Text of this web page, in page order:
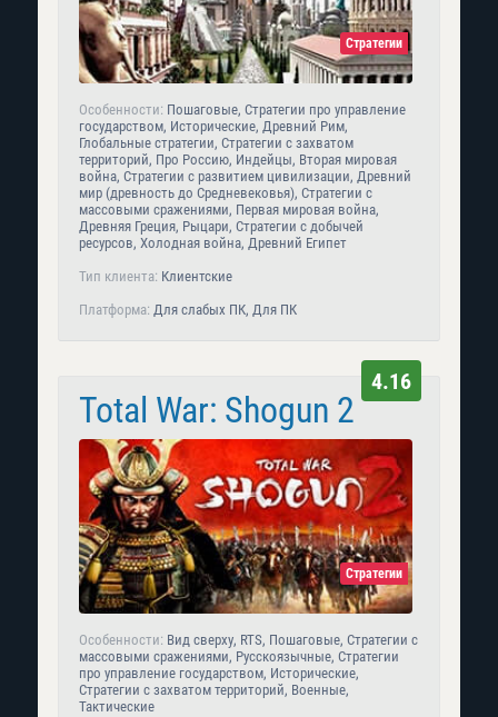
Стратегии
Особенности: Пошаговые, Стратегии про управление
государством, Исторические, Древний Рим,
Глобальные стратегии, Стратегии с захватом
территорий, Про Россию, Индейцы, Вторая мировая
война, Стратегии с развитием цивилизации, Древний
мир (древность до Средневековья), Стратегии с
массовыми сражениями, Первая мировая война,
Древняя Греция, Рыцари, Стратегии с добычей
ресурсов, Холодная война, Древний Египет
Тип клиента: Клиентские
Платформа: Для слабых ПК, Для ПК
Total War: Shogun 2
4.16
Стратегии
Особенности: Вид сверху, RTS, Пошаговые, Стратегии с
массовыми сражениями, Русскоязычные, Стратегии
про управление государством, Исторические,
Стратегии с захватом территорий, Военные,
Тактические